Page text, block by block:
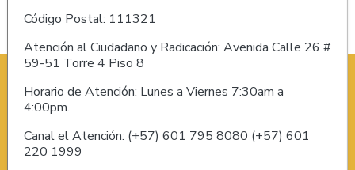
Código Postal: 111321
Atención al Ciudadano y Radicación: Avenida Calle 26 #
59-51 Torre 4 Piso 8
Horario de Atención: Lunes a Viernes 7:30am a
4:00pm.
Canal el Atención: (+57) 601 795 8080 (+57) 601
220 1999